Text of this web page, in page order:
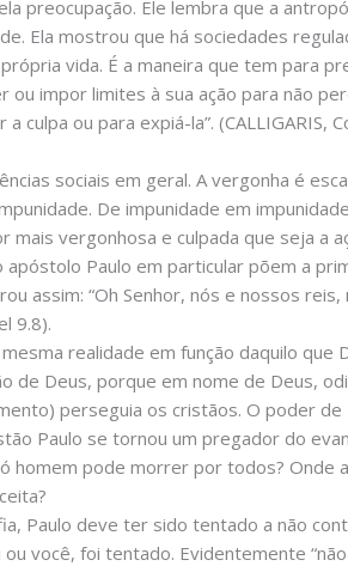
preocupação. Ele lembra que a
Ela mostrou que há sociedades
vida. É a maneira que tem para
impor limites à sua ação para não
ou para expiá-la”. (CALLIGARIS,
sociais em geral. A vergonha é
De impunidade em
vergonhosa e culpada que seja a
Paulo em particular põem a
assim: “Oh Senhor, nós e nossos
9.8).
realidade em função daquilo que
de Deus, porque em nome de Deus,
perseguia os cristãos. O poder
Paulo se tornou um pregador do
homem pode morrer por todos? Onde
Paulo deve ter sido tentado a não
você, foi tentado. Evidentemente